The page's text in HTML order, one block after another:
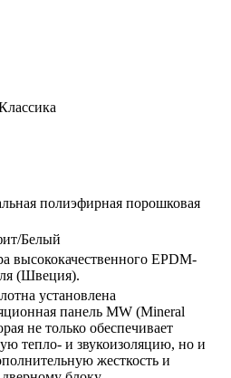
полиэфирная порошковая
Белый
высококачественного EPDM-
(Швеция).
установлена
панель MW (Mineral
не только обеспечивает
тепло- и звукоизоляцию, но и
жесткость и